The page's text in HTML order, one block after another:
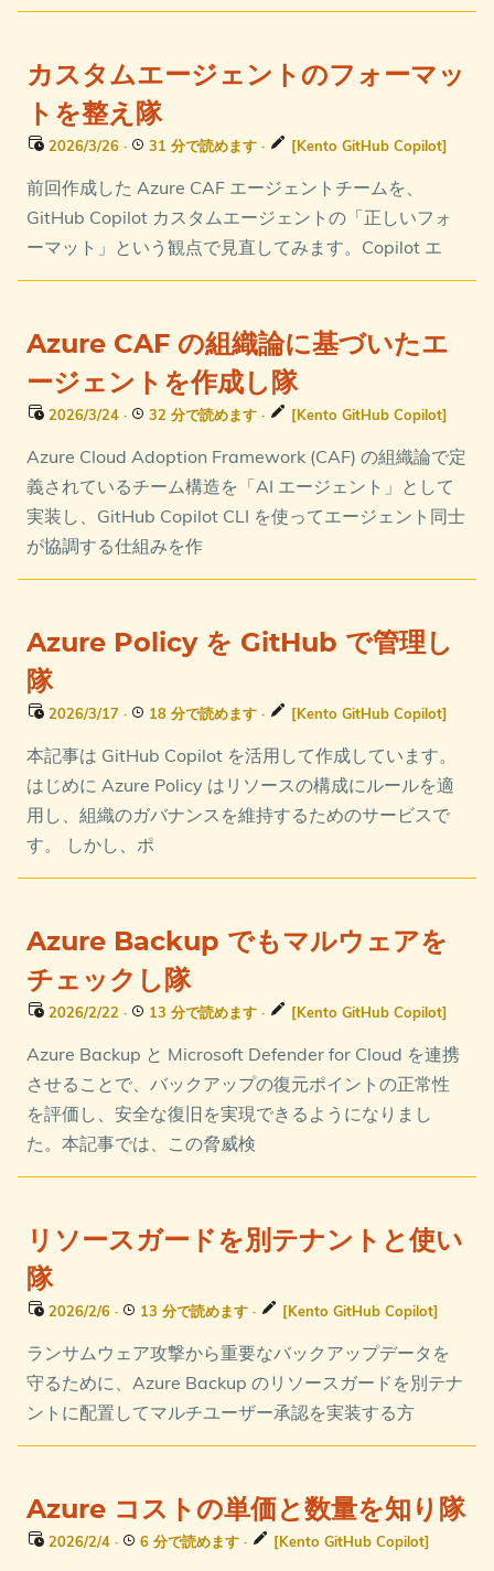
カスタムエージェントのフォーマッ
トを整え隊
2026/3/26 · 31 分で読めます · [Kento GitHub Copilot]
前回作成した Azure CAF エージェントチームを、
GitHub Copilot カスタムエージェントの「正しいフォ
ーマット」という観点で見直してみます。Copilot エ
Azure CAF の組織論に基づいたエ
ージェントを作成し隊
2026/3/24 · 32 分で読めます · [Kento GitHub Copilot]
Azure Cloud Adoption Framework (CAF) の組織論で定
義されているチーム構造を「AI エージェント」として
実装し、GitHub Copilot CLI を使ってエージェント同士
が協調する仕組みを作
Azure Policy を GitHub で管理し
隊
2026/3/17 · 18 分で読めます · [Kento GitHub Copilot]
本記事は GitHub Copilot を活用して作成しています。
はじめに Azure Policy はリソースの構成にルールを適
用し、組織のガバナンスを維持するためのサービスで
す。 しかし、ポ
Azure Backup でもマルウェアを
チェックし隊
2026/2/22 · 13 分で読めます · [Kento GitHub Copilot]
Azure Backup と Microsoft Defender for Cloud を連携
させることで、バックアップの復元ポイントの正常性
を評価し、安全な復旧を実現できるようになりまし
た。本記事では、この脅威検
リソースガードを別テナントと使い
隊
2026/2/6 · 13 分で読めます · [Kento GitHub Copilot]
ランサムウェア攻撃から重要なバックアップデータを
守るために、Azure Backup のリソースガードを別テナ
ントに配置してマルチユーザー承認を実装する方
Azure コストの単価と数量を知り隊
2026/2/4 · 6 分で読めます · [Kento GitHub Copilot]